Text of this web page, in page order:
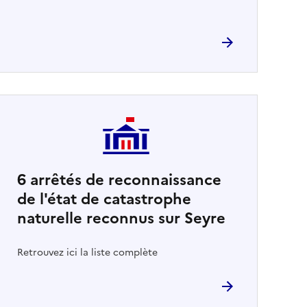
6 arrêtés de reconnaissance
de l'état de catastrophe
naturelle reconnus sur Seyre
Retrouvez ici la liste complète